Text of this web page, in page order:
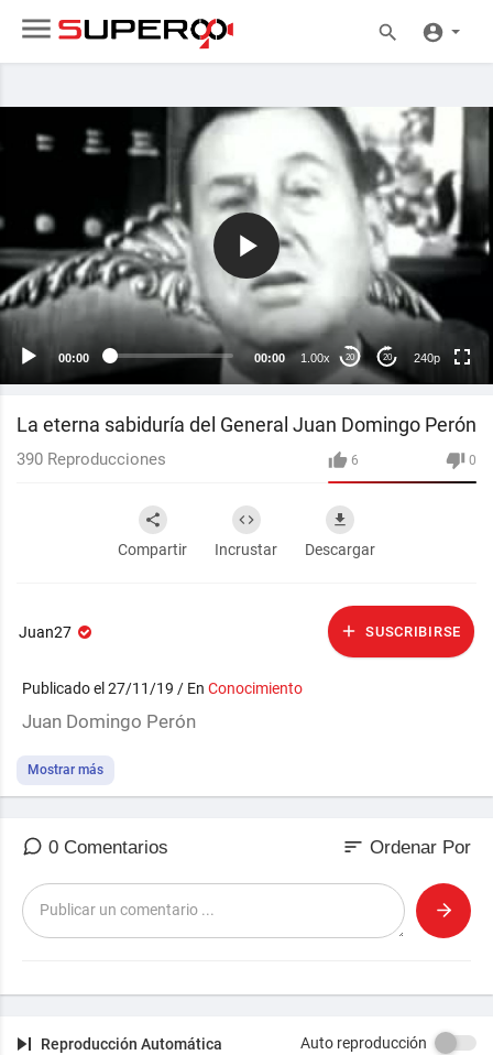
00:00 00:00 1.00x 20 20 240p
240p
La eterna sabiduría del General Juan Domingo Perón
6 0
390 Reproducciones
Compartir Incrustar Descargar
Juan27 SUSCRIBIRSE
Publicado el 27/11/19 / En Conocimiento
Juan Domingo Perón
Mostrar más
0 Comentarios sort Ordenar Por
Reproducción Automática Auto reproducción